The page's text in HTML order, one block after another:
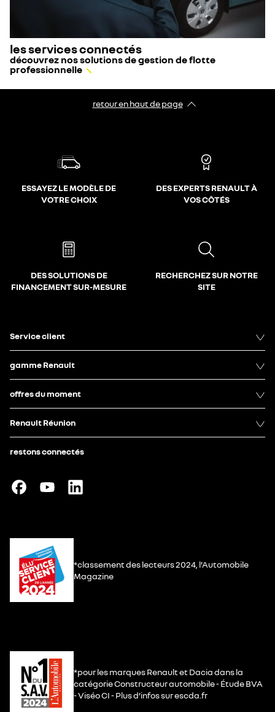
les services connectés
découvrez nos solutions de gestion de flotte
professionnelle
retour en haut de page​
ESSAYEZ LE MODÈLE DE
VOTRE CHOIX
DES EXPERTS RENAULT À
VOS CÔTÉS
DES SOLUTIONS DE
FINANCEMENT SUR-MESURE
RECHERCHEZ SUR NOTRE
SITE
Service client
gamme Renault
offres du moment
Renault Réunion
restons connectés
*classement des lecteurs 2024, l’Automobile
Magazine
*pour les marques Renault et Dacia dans la
catégorie Constructeur automobile - Étude BVA
- Viséo CI - Plus d’infos sur escda.fr